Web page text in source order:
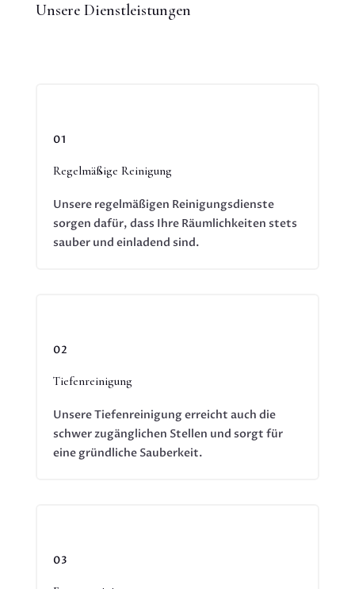
Unsere Dienstleistungen
01
Regelmäßige Reinigung
Unsere regelmäßigen Reinigungsdienste
sorgen dafür, dass Ihre Räumlichkeiten stets
sauber und einladend sind.
02
Tiefenreinigung
Unsere Tiefenreinigung erreicht auch die
schwer zugänglichen Stellen und sorgt für
eine gründliche Sauberkeit.
03